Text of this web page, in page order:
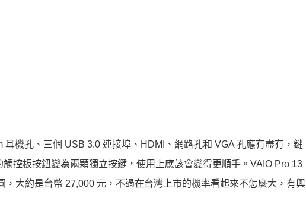
機孔、三個 USB 3.0 連接埠、HDMI、網路孔和 VGA 孔應有盡有，鍵
控板按鈕變為兩顆獨立按鍵，使用上應該會變得更順手。VAIO Pro 13
大約是台幣 27,000 元，不過在台灣上市的機率看起來不怎麼大，有興